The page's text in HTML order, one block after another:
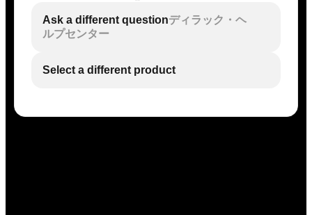
Ask a different questionディラック・ヘ
ルプセンター
Select a different product